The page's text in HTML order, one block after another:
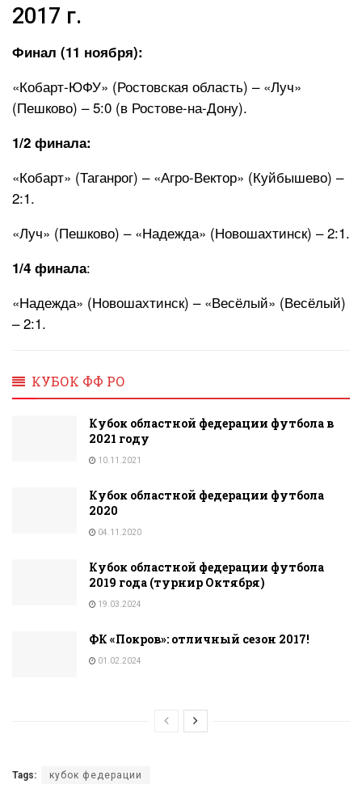
2017 г.
Финал (11 ноября):
«Кобарт-ЮФУ» (Ростовская область) – «Луч»
(Пешково) – 5:0 (в Ростове-на-Дону).
1/2 финала:
«Кобарт» (Таганрог) – «Агро-Вектор» (Куйбышево) –
2:1.
«Луч» (Пешково) – «Надежда» (Новошахтинск) – 2:1.
1/4 финала:
«Надежда» (Новошахтинск) – «Весёлый» (Весёлый)
– 2:1.
КУБОК ФФ РО
Кубок областной федерации футбола в
2021 году
10.11.2021
Кубок областной федерации футбола
2020
04.11.2020
Кубок областной федерации футбола
2019 года (турнир Октября)
19.03.2024
ФК «Покров»: отличный сезон 2017!
01.02.2024
Tags: кубок федерации